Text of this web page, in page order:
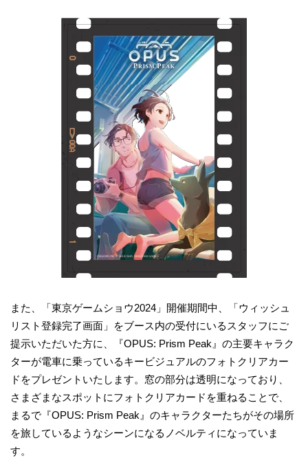
また、「東京ゲームショウ2024」開催期間中、「ウィッシュ
リスト登録完了画面」をブース内の受付にいるスタッフにご
提示いただいた方に、『OPUS: Prism Peak』の主要キャラク
ターが電車に乗っているキービジュアルのフォトクリアカー
ドをプレゼントいたします。窓の部分は透明になっており、
さまざまなスポットにフォトクリアカードを重ねることで、
まるで『OPUS: Prism Peak』のキャラクターたちがその場所
を旅しているようなシーンになるノベルティになっていま
す。